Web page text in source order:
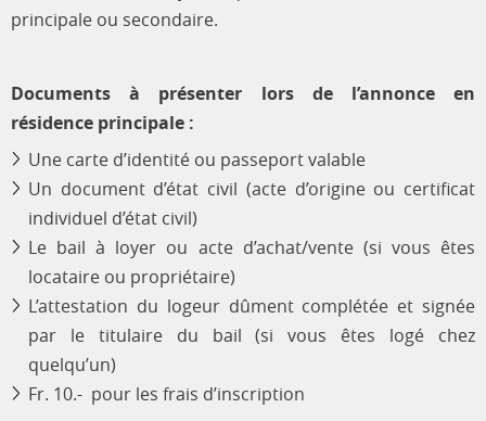
principale ou secondaire.
Documents à présenter lors de l’annonce en
résidence principale :
Une carte d’identité ou passeport valable
Un document d’état civil (acte d’origine ou certificat
individuel d’état civil)
Le bail à loyer ou acte d’achat/vente (si vous êtes
locataire ou propriétaire)
L’attestation du logeur dûment complétée et signée
par le titulaire du bail (si vous êtes logé chez
quelqu’un)
Fr. 10.- pour les frais d’inscription